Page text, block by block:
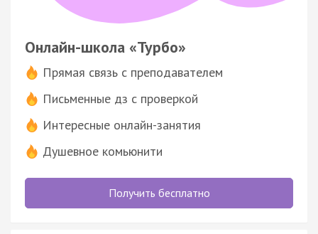
Онлайн-школа «Турбо»
Прямая связь с преподавателем
Письменные дз с проверкой
Интересные онлайн-занятия
Душевное комьюнити
Получить бесплатно